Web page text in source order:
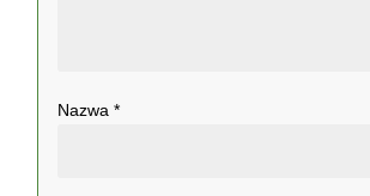
Nazwa*